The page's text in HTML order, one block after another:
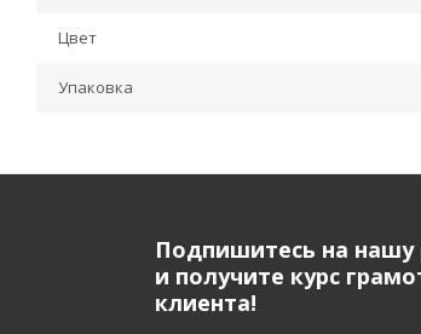
Цвет
Упаковка
Подпишитесь на нашу
и получите курс
клиента!